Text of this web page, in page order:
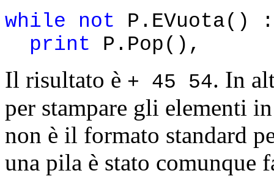
while not P.EVuota() :
print P.Pop(),
Il risultato è + 45 54. In
per stampare gli elementi
non è il formato standard
una pila è stato comunque